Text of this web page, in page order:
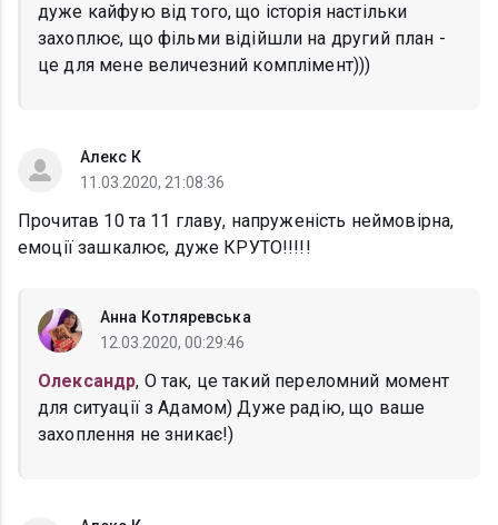
дуже кайфую від того, що історія настільки
захоплює, що фільми відійшли на другий план -
це для мене величезний комплімент)))
Алекс К
11.03.2020, 21:08:36
Прочитав 10 та 11 главу, напруженість неймовірна,
емоції зашкалює, дуже КРУТО!!!!!
Анна Котляревська
12.03.2020, 00:29:46
Олександр, О так, це такий переломний момент
для ситуації з Адамом) Дуже радію, що ваше
захоплення не зникає!)